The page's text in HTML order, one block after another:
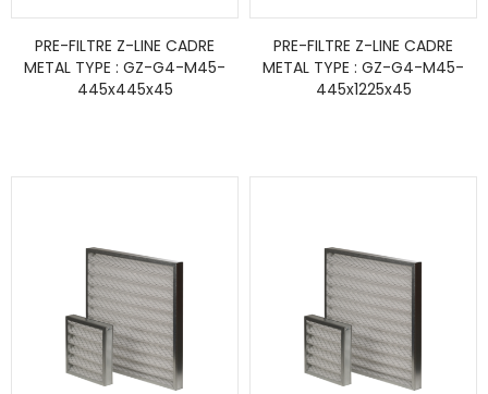
PRE-FILTRE Z-LINE CADRE
METAL TYPE : GZ-G4-M45-
445x445x45
PRE-FILTRE Z-LINE CADRE
METAL TYPE : GZ-G4-M45-
445x1225x45